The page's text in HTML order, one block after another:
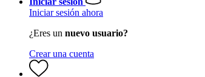
Iniciar sesión ahora
¿Eres un nuevo usuario?
Crear una cuenta